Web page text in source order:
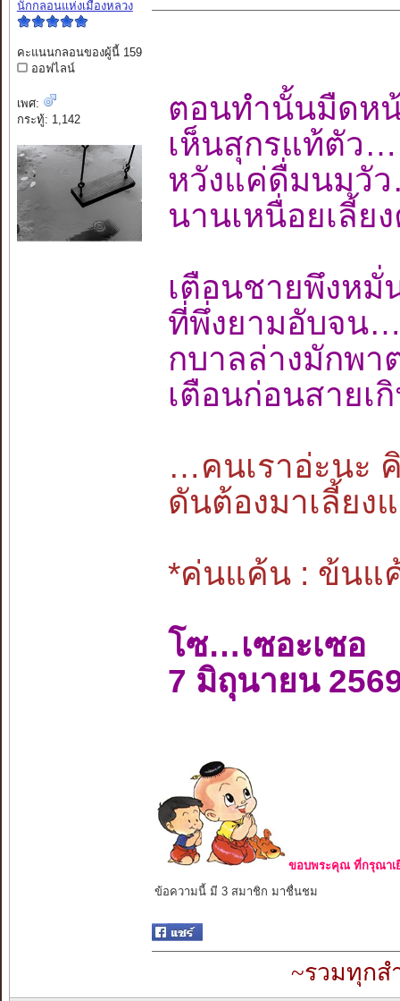
นักกลอนแห่งเมืองหลวง
คะแนนกลอนของผู้นี้ 159
ออฟไลน์
เพศ:
กระทู้: 1,142
ตอนทำนั้นมืด
เห็นสุกรแท้ตั
หวังแค่ดื่มนม
นานเหนื่อยเลี้ย
เตือนชายพึง
ที่พึ่งยามอับจ
กบาลล่างมัก
เตือนก่อนสาย
…คนเราอ่ะนะ
ดันต้องมาเลี้ย
*ค่นแค้น : ข้นแ
โซ…เซอะเซอ
7 มิถุนายน
ขอบพระคุณ ที่กรุณาเ
ข้อความนี้ มี 3 สมาชิก มาชื่นชม
~รวมทุกส